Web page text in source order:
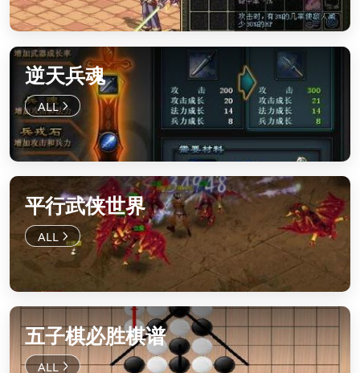
逆天兵魂
平行武侠世界
五子棋必胜棋谱